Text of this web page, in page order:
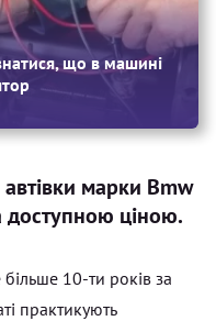
що в машині
автівки марки Bmw
доступною ціною.
10-ти років за
практикують